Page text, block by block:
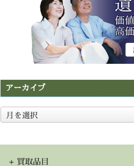
アーカイブ
ア
ー
イ
買取品目